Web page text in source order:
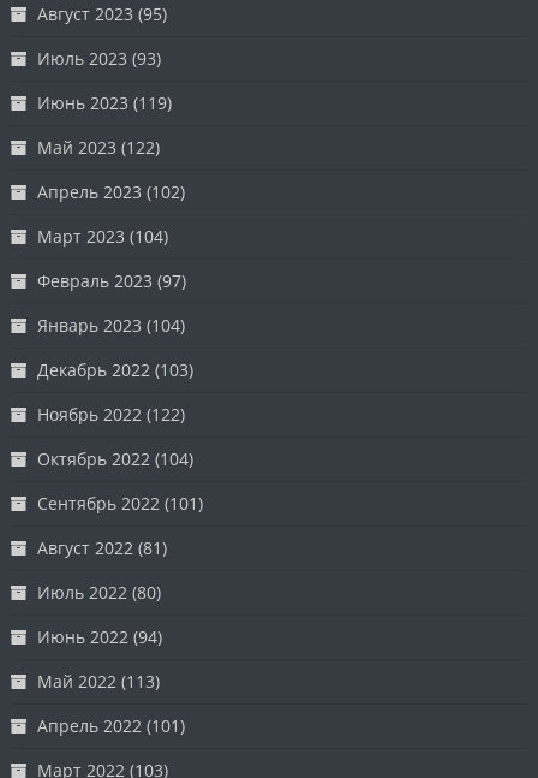
Август 2023 (95)
Июль 2023 (93)
Июнь 2023 (119)
Май 2023 (122)
Апрель 2023 (102)
Март 2023 (104)
Февраль 2023 (97)
Январь 2023 (104)
Декабрь 2022 (103)
Ноябрь 2022 (122)
Октябрь 2022 (104)
Сентябрь 2022 (101)
Август 2022 (81)
Июль 2022 (80)
Июнь 2022 (94)
Май 2022 (113)
Апрель 2022 (101)
Март 2022 (103)